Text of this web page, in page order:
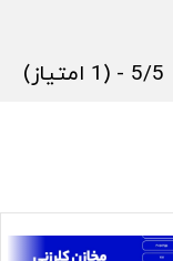
5/5 - (1 امتیاز)